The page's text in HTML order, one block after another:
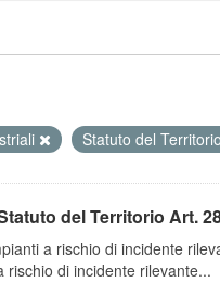
Statuto del Territorio
del Territorio Art.
a rischio di incidente
di incidente rilevante...